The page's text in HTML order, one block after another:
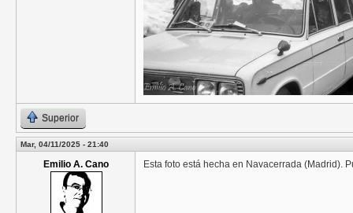
Superior
Mar, 04/11/2025 - 21:40
Emilio A. Cano Esta foto está hecha en Navacerrada (Madrid).